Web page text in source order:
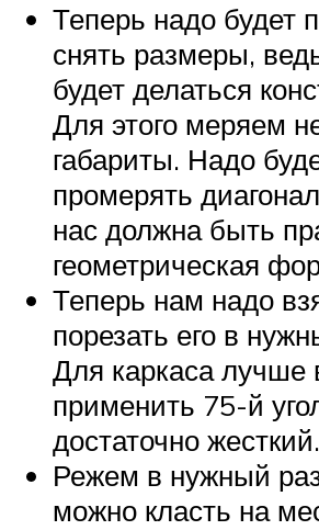
Теперь надо будет
снять размеры,
будет делаться
Для этого меряем
габариты. Надо
промерять
нас должна быть
геометрическая
Теперь нам надо
порезать его в
Для каркаса лучше
применить 75-й
достаточно жесткий.
Режем в нужный
можно класть на